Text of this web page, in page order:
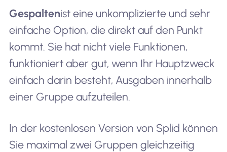
Gespaltenist eine unkomplizierte und sehr
einfache Option, die direkt auf den Punkt
kommt. Sie hat nicht viele Funktionen,
funktioniert aber gut, wenn Ihr Hauptzweck
einfach darin besteht, Ausgaben innerhalb
einer Gruppe aufzuteilen.
In der kostenlosen Version von Splid können
Sie maximal zwei Gruppen gleichzeitig